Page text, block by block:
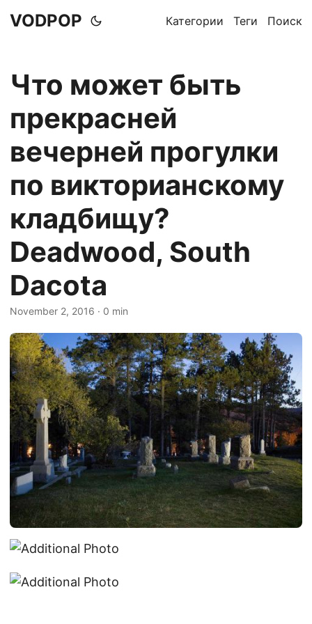
VODPOP Категории Теги Поиск
Что может быть
прекрасней
вечерней прогулки
по викторианскому
кладбищу?
Deadwood, South
Dacota
November 2, 2016 · 0 min